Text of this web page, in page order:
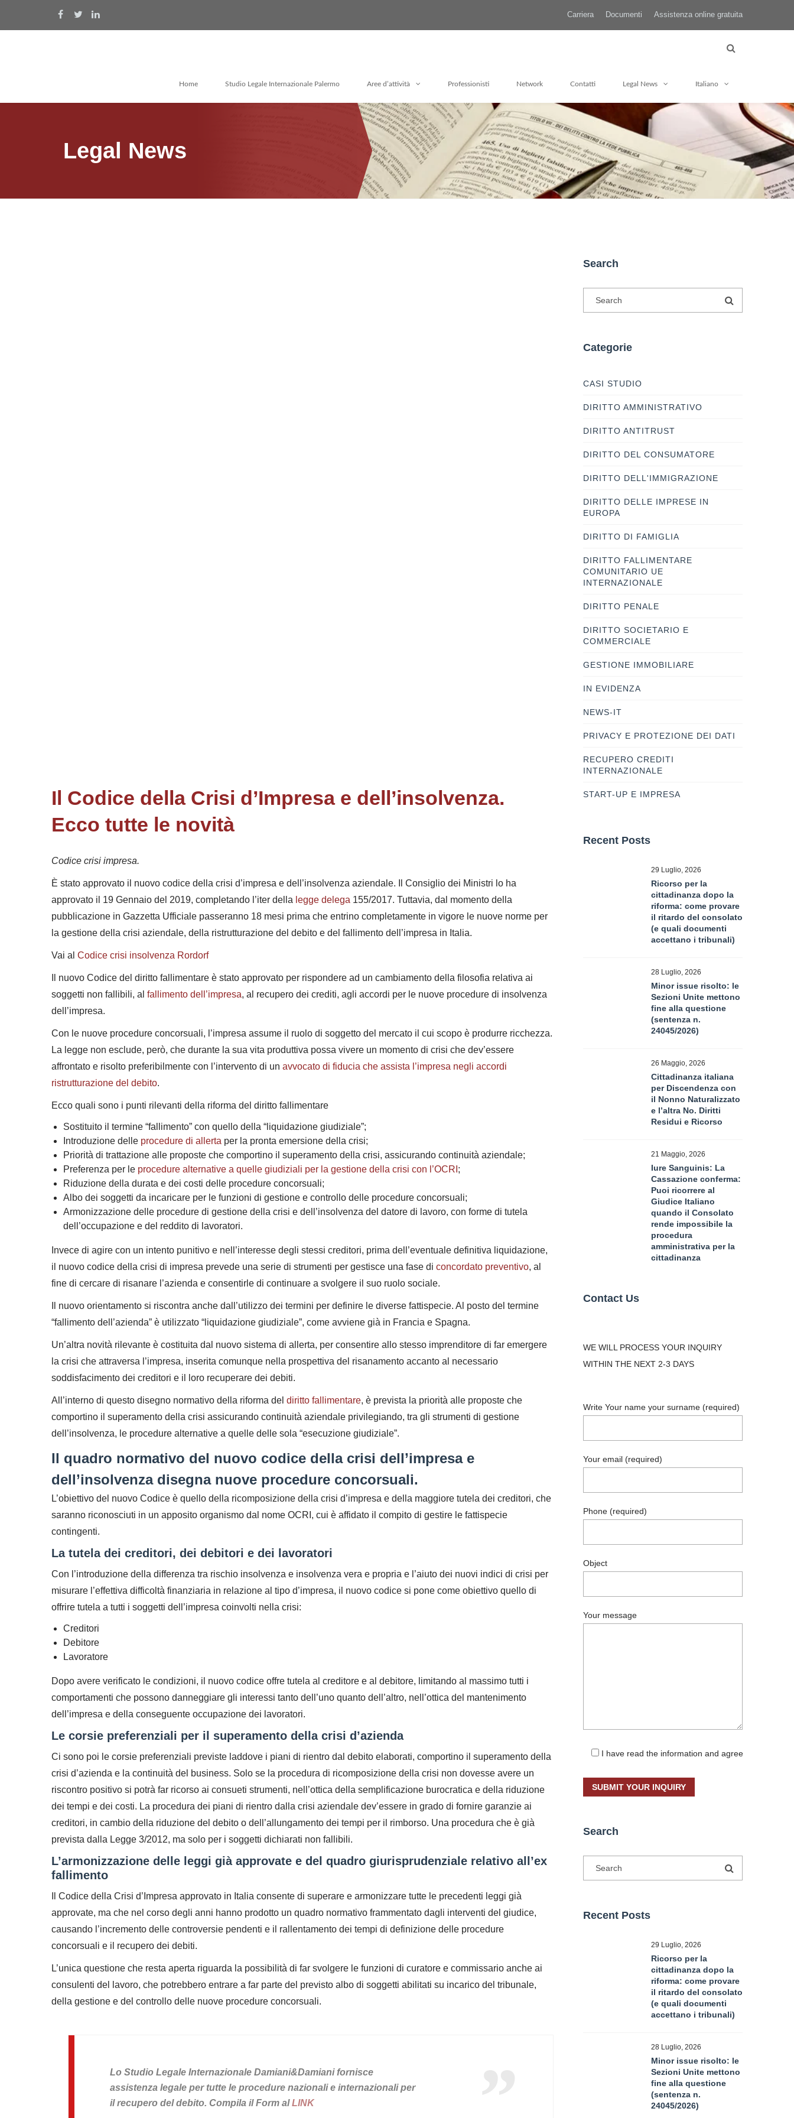
Carriera Documenti Assistenza online gratuita
Home Studio Legale Internazionale Palermo Aree d’attività Professionisti Network Contatti Legal News Italiano
Legal News
Il Codice della Crisi d’Impresa e dell’insolvenza.
Ecco tutte le novità
Codice crisi impresa.
È stato approvato il nuovo codice della crisi d’impresa e dell’insolvenza aziendale. Il Consiglio dei Ministri lo ha
approvato il 19 Gennaio del 2019, completando l’iter della legge delega 155/2017. Tuttavia, dal momento della
pubblicazione in Gazzetta Ufficiale passeranno 18 mesi prima che entrino completamente in vigore le nuove norme per
la gestione della crisi aziendale, della ristrutturazione del debito e del fallimento dell’impresa in Italia.
Vai al Codice crisi insolvenza Rordorf
Il nuovo Codice del diritto fallimentare è stato approvato per rispondere ad un cambiamento della filosofia relativa ai
soggetti non fallibili, al fallimento dell’impresa, al recupero dei crediti, agli accordi per le nuove procedure di insolvenza
dell’impresa.
Con le nuove procedure concorsuali, l’impresa assume il ruolo di soggetto del mercato il cui scopo è produrre ricchezza.
La legge non esclude, però, che durante la sua vita produttiva possa vivere un momento di crisi che dev’essere
affrontato e risolto preferibilmente con l’intervento di un avvocato di fiducia che assista l’impresa negli accordi
ristrutturazione del debito.
Ecco quali sono i punti rilevanti della riforma del diritto fallimentare
Sostituito il termine “fallimento” con quello della “liquidazione giudiziale”;
Introduzione delle procedure di allerta per la pronta emersione della crisi;
Priorità di trattazione alle proposte che comportino il superamento della crisi, assicurando continuità aziendale;
Preferenza per le procedure alternative a quelle giudiziali per la gestione della crisi con l’OCRI ;
Riduzione della durata e dei costi delle procedure concorsuali;
Albo dei soggetti da incaricare per le funzioni di gestione e controllo delle procedure concorsuali;
Armonizzazione delle procedure di gestione della crisi e dell’insolvenza del datore di lavoro, con forme di tutela
dell’occupazione e del reddito di lavoratori.
Invece di agire con un intento punitivo e nell’interesse degli stessi creditori, prima dell’eventuale definitiva liquidazione,
il nuovo codice della crisi di impresa prevede una serie di strumenti per gestisce una fase di concordato preventivo, al
fine di cercare di risanare l’azienda e consentirle di continuare a svolgere il suo ruolo sociale.
Il nuovo orientamento si riscontra anche dall’utilizzo dei termini per definire le diverse fattispecie. Al posto del termine
“fallimento dell’azienda” è utilizzato “liquidazione giudiziale”, come avviene già in Francia e Spagna.
Un’altra novità rilevante è costituita dal nuovo sistema di allerta, per consentire allo stesso imprenditore di far emergere
la crisi che attraversa l’impresa, inserita comunque nella prospettiva del risanamento accanto al necessario
soddisfacimento dei creditori e il loro recuperare dei debiti.
All’interno di questo disegno normativo della riforma del diritto fallimentare, è prevista la priorità alle proposte che
comportino il superamento della crisi assicurando continuità aziendale privilegiando, tra gli strumenti di gestione
dell’insolvenza, le procedure alternative a quelle delle sola “esecuzione giudiziale”.
Il quadro normativo del nuovo codice della crisi dell’impresa e
dell’insolvenza disegna nuove procedure concorsuali.
L’obiettivo del nuovo Codice è quello della ricomposizione della crisi d’impresa e della maggiore tutela dei creditori, che
saranno riconosciuti in un apposito organismo dal nome OCRI, cui è affidato il compito di gestire le fattispecie
contingenti.
La tutela dei creditori, dei debitori e dei lavoratori
Con l’introduzione della differenza tra rischio insolvenza e insolvenza vera e propria e l’aiuto dei nuovi indici di crisi per
misurare l’effettiva difficoltà finanziaria in relazione al tipo d’impresa, il nuovo codice si pone come obiettivo quello di
offrire tutela a tutti i soggetti dell’impresa coinvolti nella crisi:
Creditori
Debitore
Lavoratore
Dopo avere verificato le condizioni, il nuovo codice offre tutela al creditore e al debitore, limitando al massimo tutti i
comportamenti che possono danneggiare gli interessi tanto dell’uno quanto dell’altro, nell’ottica del mantenimento
dell’impresa e della conseguente occupazione dei lavoratori.
Le corsie preferenziali per il superamento della crisi d’azienda
Ci sono poi le corsie preferenziali previste laddove i piani di rientro dal debito elaborati, comportino il superamento della
crisi d’azienda e la continuità del business. Solo se la procedura di ricomposizione della crisi non dovesse avere un
riscontro positivo si potrà far ricorso ai consueti strumenti, nell’ottica della semplificazione burocratica e della riduzione
dei tempi e dei costi. La procedura dei piani di rientro dalla crisi aziendale dev’essere in grado di fornire garanzie ai
creditori, in cambio della riduzione del debito o dell’allungamento dei tempi per il rimborso. Una procedura che è già
prevista dalla Legge 3/2012, ma solo per i soggetti dichiarati non fallibili.
L’armonizzazione delle leggi già approvate e del quadro giurisprudenziale relativo all’ex
fallimento
Il Codice della Crisi d’Impresa approvato in Italia consente di superare e armonizzare tutte le precedenti leggi già
approvate, ma che nel corso degli anni hanno prodotto un quadro normativo frammentato dagli interventi del giudice,
causando l’incremento delle controversie pendenti e il rallentamento dei tempi di definizione delle procedure
concorsuali e il recupero dei debiti.
L’unica questione che resta aperta riguarda la possibilità di far svolgere le funzioni di curatore e commissario anche ai
consulenti del lavoro, che potrebbero entrare a far parte del previsto albo di soggetti abilitati su incarico del tribunale,
della gestione e del controllo delle nuove procedure concorsuali.
Lo Studio Legale Internazionale Damiani&Damiani fornisce
assistenza legale per tutte le procedure nazionali e internazionali per
il recupero del debito. Compila il Form alLINK
Search
Categorie
CASI STUDIO
DIRITTO AMMINISTRATIVO
DIRITTO ANTITRUST
DIRITTO DEL CONSUMATORE
DIRITTO DELL'IMMIGRAZIONE
DIRITTO DELLE IMPRESE IN
EUROPA
DIRITTO DI FAMIGLIA
DIRITTO FALLIMENTARE
COMUNITARIO UE
INTERNAZIONALE
DIRITTO PENALE
DIRITTO SOCIETARIO E
COMMERCIALE
GESTIONE IMMOBILIARE
IN EVIDENZA
NEWS-IT
PRIVACY E PROTEZIONE DEI DATI
RECUPERO CREDITI
INTERNAZIONALE
START-UP E IMPRESA
Recent Posts
29 Luglio, 2026
Ricorso per la
cittadinanza dopo la
riforma: come provare
il ritardo del consolato
(e quali documenti
accettano i tribunali)
28 Luglio, 2026
Minor issue risolto: le
Sezioni Unite mettono
fine alla questione
(sentenza n.
24045/2026)
26 Maggio, 2026
Cittadinanza italiana
per Discendenza con
il Nonno Naturalizzato
e l’altra No. Diritti
Residui e Ricorso
21 Maggio, 2026
Iure Sanguinis: La
Cassazione conferma:
Puoi ricorrere al
Giudice Italiano
quando il Consolato
rende impossibile la
procedura
amministrativa per la
cittadinanza
Contact Us
WE WILL PROCESS YOUR INQUIRY
WITHIN THE NEXT 2-3 DAYS
Write Your name your surname (required)
Your email (required)
Phone (required)
Object
Your message
I have read the information and agree
Search
Recent Posts
29 Luglio, 2026
Ricorso per la
cittadinanza dopo la
riforma: come provare
il ritardo del consolato
(e quali documenti
accettano i tribunali)
28 Luglio, 2026
Minor issue risolto: le
Sezioni Unite mettono
fine alla questione
(sentenza n.
24045/2026)